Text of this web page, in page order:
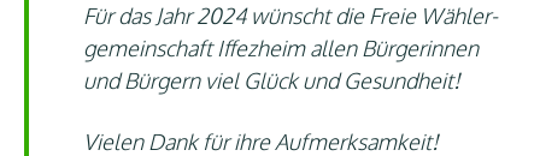
Für das Jahr 2024 wünscht die Freie Wäh­ler­
ge­mein­schaft Iffez­heim allen Bür­ge­rin­nen
und Bür­gern viel Glück und Gesundheit!
Vie­len Dank für ihre Aufmerksamkeit!